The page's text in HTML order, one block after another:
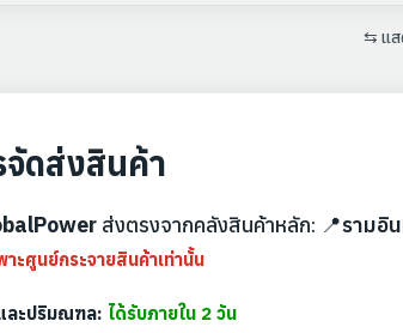
⇆ แส
จัดส่งสินค้า
ส่งตรงจากคลังสินค้าหลัก: 📍รามอิ
ะศูนย์กระจายสินค้าเท่านั้น
ละปริมณฑล: ได้รับภายใน 2 วัน